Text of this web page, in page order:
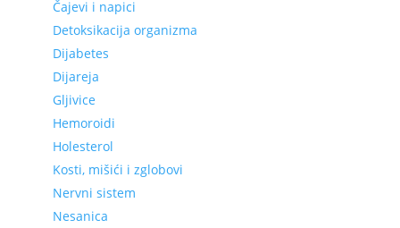
Čajevi i napici
Detoksikacija organizma
Dijabetes
Dijareja
Gljivice
Hemoroidi
Holesterol
Kosti, mišići i zglobovi
Nervni sistem
Nesanica